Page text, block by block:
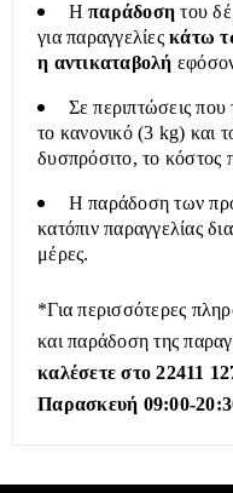
Ηπαράδοση του
για παραγγελίες κάτω
η αντικαταβολή
Σε περιπτώσεις που
το κανονικό (3 kg) και
δυσπρόσιτο, το κόστος
Η παράδοση των
κατόπιν παραγγελίας
μέρες.
*Για περισσότερες
και παράδοση της
καλέσετε στο 22411
Παρασκευή 09:00-